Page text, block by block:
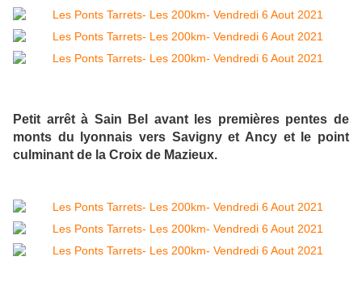
Petit arrêt à Sain Bel avant les premières pentes de
monts du lyonnais vers Savigny et Ancy et le point
culminant de la Croix de Mazieux.